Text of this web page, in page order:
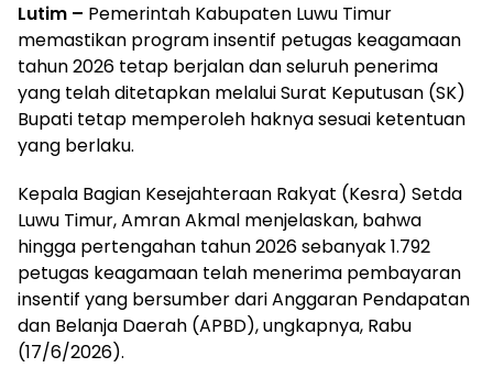
Lutim – Pemerintah Kabupaten Luwu Timur
memastikan program insentif petugas keagamaan
tahun 2026 tetap berjalan dan seluruh penerima
yang telah ditetapkan melalui Surat Keputusan (SK)
Bupati tetap memperoleh haknya sesuai ketentuan
yang berlaku.
Kepala Bagian Kesejahteraan Rakyat (Kesra) Setda
Luwu Timur, Amran Akmal menjelaskan, bahwa
hingga pertengahan tahun 2026 sebanyak 1.792
petugas keagamaan telah menerima pembayaran
insentif yang bersumber dari Anggaran Pendapatan
dan Belanja Daerah (APBD), ungkapnya, Rabu
(17/6/2026).